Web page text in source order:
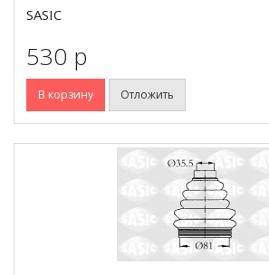
SASIC
530 p
В корзину Отложить